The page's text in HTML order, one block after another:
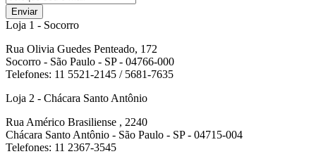
Enviar
Loja 1 - Socorro
Rua Olivia Guedes Penteado, 172
Socorro - São Paulo - SP - 04766-000
Telefones: 11 5521-2145 / 5681-7635
Loja 2 - Chácara Santo Antônio
Rua Américo Brasiliense , 2240
Chácara Santo Antônio - São Paulo - SP - 04715-004
Telefones: 11 2367-3545